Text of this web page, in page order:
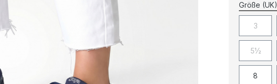
Größe (UK)
3
5½
8